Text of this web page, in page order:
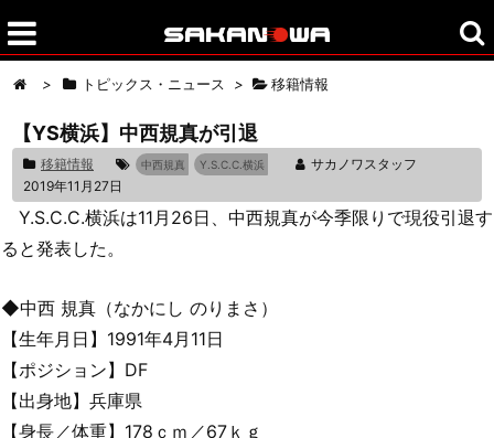
> トピックス・ニュース > 移籍情報
【YS横浜】中西規真が引退
移籍情報 中西規真 Y.S.C.C.横浜
サカノワスタッフ
2019年11月27日
Y.S.C.C.横浜は11月26日、中西規真が今季限りで現役引退す
ると発表した。
◆中西 規真（なかにし のりまさ）
【生年月日】1991年4月11日
【ポジション】DF
【出身地】兵庫県
【身長／体重】178ｃｍ／67ｋｇ